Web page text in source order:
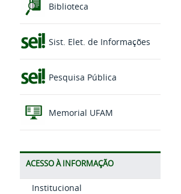
Biblioteca
Sist. Elet. de Informações
Pesquisa Pública
Memorial UFAM
ACESSO À INFORMAÇÃO
Institucional